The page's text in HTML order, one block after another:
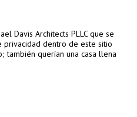
Davis Architects PLLC que se
privacidad dentro de este sitio
también querían una casa llena